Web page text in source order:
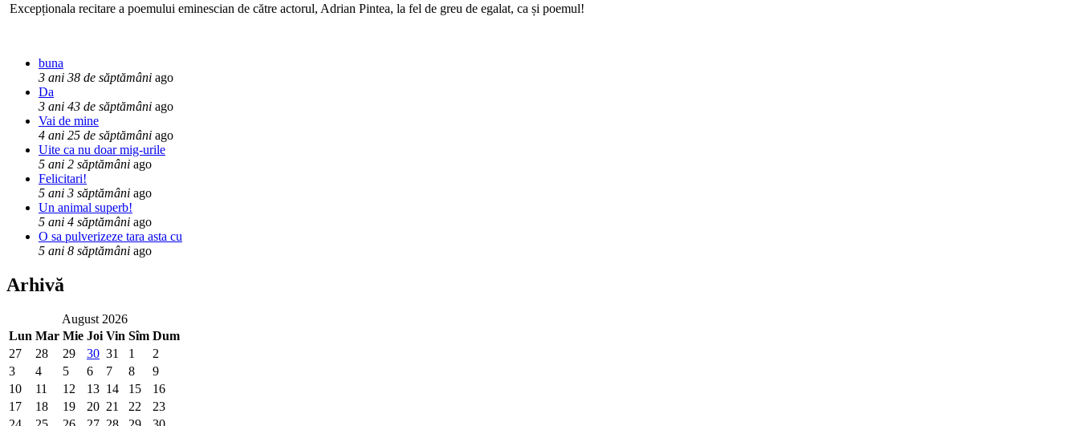
Excepționala recitare a poemului eminescian de către actorul, Adrian Pintea, la fel de greu de egalat, ca și poemul!
buna
3 ani 38 de săptămâni ago
Da
3 ani 43 de săptămâni ago
Vai de mine
4 ani 25 de săptămâni ago
Uite ca nu doar mig-urile
5 ani 2 săptămâni ago
Felicitari!
5 ani 3 săptămâni ago
Un animal superb!
5 ani 4 săptămâni ago
O sa pulverizeze tara asta cu
5 ani 8 săptămâni ago
Arhivă
August 2026
Lun Mar Mie Joi Vin Sîm Dum
27
28 29 30 31 1
2
3
4 5 6 7 8
9
10
11 12 13 14 15
16
17
18 19 20 21 22
23